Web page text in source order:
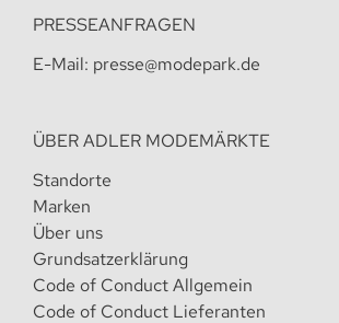
PRESSEANFRAGEN
E-Mail: presse@modepark.de
ÜBER ADLER MODEMÄRKTE
Standorte
Marken
Über uns
Grundsatzerklärung
Code of Conduct Allgemein
Code of Conduct Lieferanten